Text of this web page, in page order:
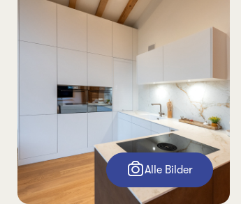
Alle Bilder